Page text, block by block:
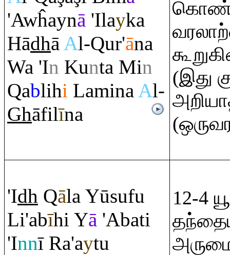
'Awĥaynā 'Ilayka
HādhāAl-Qur'āna
Wa 'In Kunta Min
Qablihi LaminaAl-
Ghāfilīna
(இது
'Idh Qāla Yūsufu
Li'abīhi Yā 'Abati
'Innī Ra'aytu
12-4